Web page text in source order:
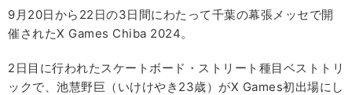
9月20日から22日の3日間にわたって千葉の幕張メッセで開
催されたX Games Chiba 2024。
2日目に行われたスケートボード・ストリート種目ベストトリ
ックで、池慧野巨（いけけやき23歳）がX Games初出場にし